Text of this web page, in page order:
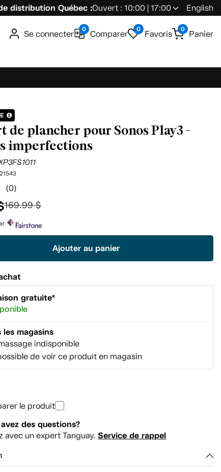
distribution Québec :Ouvert : 10:00 | 17:00 English
Se connecter 0 Comparer 0 Favoris 0 Panier
de plancher pour Sonos Play3 -
imperfections
Aucune
cote
pour
produit.
(0)
169.99 $
Ajouter au panier
gratuite*
les magasins
indisponible
de voir ce produit en magasin
le produit
des questions?
avec un expert Tanguay.Service de rappel